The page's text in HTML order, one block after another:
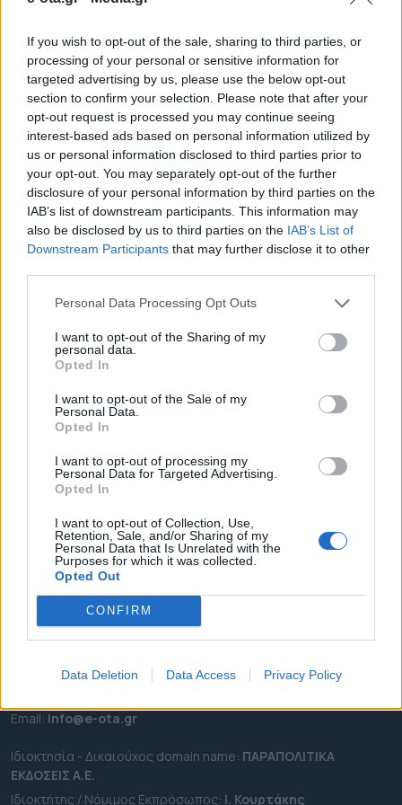
If you wish to opt-out of the sale, sharing to third parties, or
processing of your personal or sensitive information for
targeted advertising by us, please use the below opt-out
section to confirm your selection. Please note that after your
opt-out request is processed you may continue seeing
interest-based ads based on personal information utilized by
us or personal information disclosed to third parties prior to
your opt-out. You may separately opt-out of the further
disclosure of your personal information by third parties on the
IAB’s list of downstream participants. This information may
also be disclosed by us to third parties on the IAB’s List of
Downstream Participants that may further disclose it to other
Personal Data Processing Opt Outs
I want to opt-out of the Sharing of my
personal data.
Opted In
I want to opt-out of the Sale of my
Personal Data.
Opted In
I want to opt-out of processing my
Personal Data for Targeted Advertising.
Opted In
I want to opt-out of Collection, Use,
Retention, Sale, and/or Sharing of my
Personal Data that Is Unrelated with the
Purposes for which it was collected.
Opted Out
CONFIRM
Data Deletion Data Access Privacy Policy
Μεγάλη πρέπει να είναι η ένδεια στελεχών στο
ΣΥΡΙΖΑ καθώς η Ρένα Δούρου παρουσίασε σήμερα
ως εκπρόσωπο Τύπου του συνδυασμού της «Δύναμη
Ζωής», έναν πρώην στενό συνεργάτη του Πάνου
Καμμένου, τον πρώην Γενικό Γραμματέα των ΑΝΕΛ.,
Γιάννη Μοίρα. Στο παρελθόν ο Γιάννης Μοίρας, είχε
διατελέσει γραμματέας του κόμματος των ΑΝΕΛ και
υποψήφιος Περιφερειακός Σύμβουλος, με […]
11.04.2019 - 09.31
ΡΟΗ ΕΙΔΗΣΕΩΝ
ΕΠΙΚΑΙΡΟΤΗΤΑ
ΠΕΡΙΦΕΡΕΙΕΣ
OTA LEAKS
ΣΥΝΕΝΤΕΥΞΕΙΣ
ΑΠΟΨΕΙΣ
ΠΡΟΣΛΗΨΕΙΣ
e-ota.gr | Ταυτότητα
Καλλιθέα Αττικής
Εmail: info@e-ota.gr
Ιδιοκτησία - Δικαιούχος domain name: ΠΑΡΑΠΟΛΙΤΙΚΑ
ΕΚΔΟΣΕΙΣ A.E.
Ιδιοκτήτης / Νόμιμος Εκπρόσωπος: Ι. Κουρτάκης